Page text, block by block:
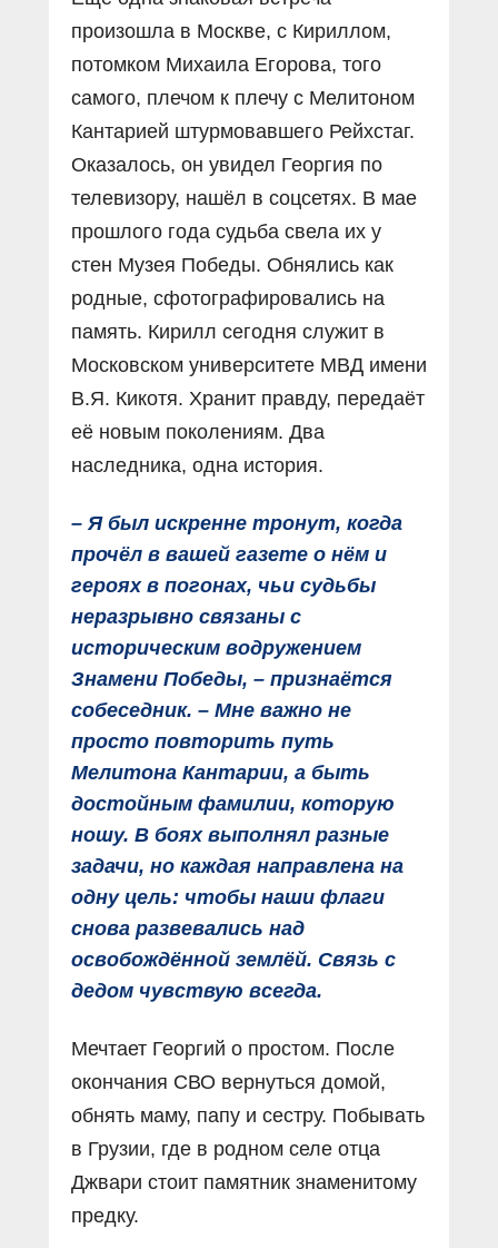
произошла в Москве, с Кириллом,
потомком Михаила Егорова, того
самого, плечом к плечу с Мелитоном
Кантарией штурмовавшего Рейхстаг.
Оказалось, он увидел Георгия по
телевизору, нашёл в соцсетях. В мае
прошлого года судьба свела их у
стен Музея Победы. Обнялись как
родные, сфотографировались на
память. Кирилл сегодня служит в
Московском университете МВД имени
В.Я. Кикотя. Хранит правду, передаёт
её новым поколениям. Два
наследника, одна история.
– Я был искренне тронут, когда
прочёл в вашей газете о нём и
героях в погонах, чьи судьбы
неразрывно связаны с
историческим водружением
Знамени Победы, – признаётся
собеседник. – Мне важно не
просто повторить путь
Мелитона Кантарии, а быть
достойным фамилии, которую
ношу. В боях выполнял разные
задачи, но каждая направлена на
одну цель: чтобы наши флаги
снова развевались над
освобождённой землёй. Связь с
дедом чувствую всегда.
Мечтает Георгий о простом. После
окончания СВО вернуться домой,
обнять маму, папу и сестру. Побывать
в Грузии, где в родном селе отца
Джвари стоит памятник знаменитому
предку.